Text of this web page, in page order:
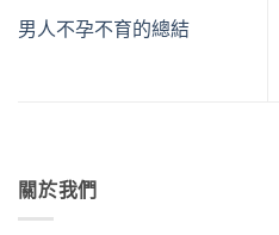
男人不孕不育的總結
關於我們